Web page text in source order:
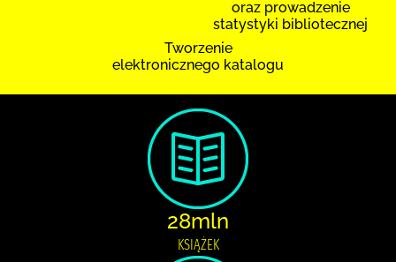
oraz prowadzenie
statystyki bibliotecznej
Tworzenie
elektronicznego katalogu
28mln
KSIĄŻEK